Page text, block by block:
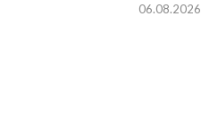
06.08.2026